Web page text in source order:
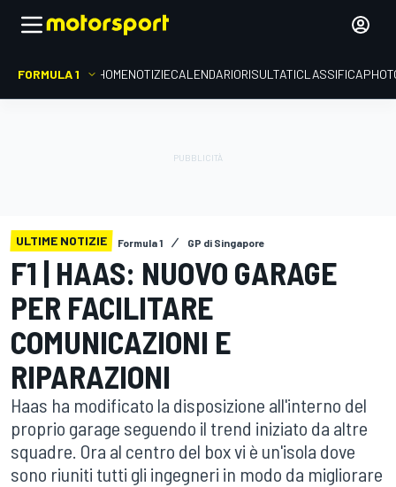
FORMULA 1 HOMENOTIZIECALENDARIORISULTATICLASSIFICA
ULTIME NOTIZIE Formula 1 GP di Singapore
F1 | HAAS: NUOVO GARAGE
PER FACILITARE
COMUNICAZIONI E
RIPARAZIONI
Haas ha modificato la disposizione all'interno del
proprio garage seguendo il trend iniziato da altre
squadre. Ora al centro del box vi è un'isola dove
sono riuniti tutti gli ingegneri in modo da migliorare